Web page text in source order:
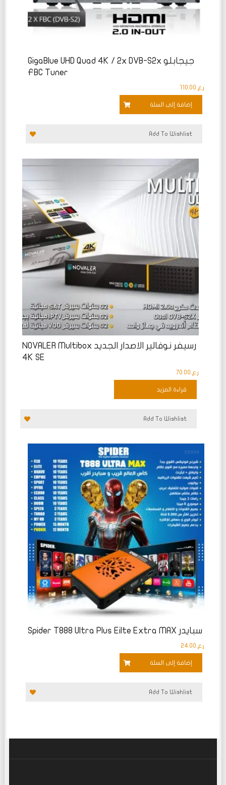
جيجابلو GigaBlue UHD Quad 4K / 2x DVB-S2x
FBC Tuner
ر.ع. 110.00
إضافة إلى السلة
Add To Wishlist
رسيفر نوفالير الاصدار الجديد NOVALER Multibox
4K SE
تم
التقييم
من
ر.ع. 70.00
قراءة المزيد
Add To Wishlist
سبايدر Spider T888 Ultra Plus Eilte Extra MAX
تم
التقييم
0
من
5
ر.ع. 24.00
إضافة إلى السلة
Add To Wishlist